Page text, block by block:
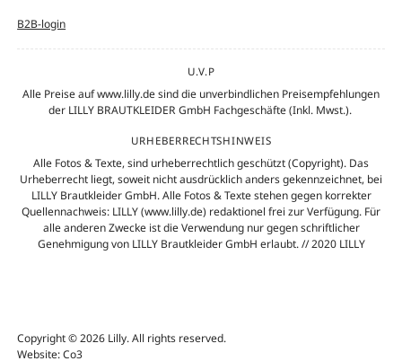
B2B-login
U.V.P
Alle Preise auf www.lilly.de sind die unverbindlichen Preisempfehlungen
der LILLY BRAUTKLEIDER GmbH Fachgeschäfte (Inkl. Mwst.).
URHEBERRECHTSHINWEIS
Alle Fotos & Texte, sind urheberrechtlich geschützt (Copyright). Das
Urheberrecht liegt, soweit nicht ausdrücklich anders gekennzeichnet, bei
LILLY Brautkleider GmbH. Alle Fotos & Texte stehen gegen korrekter
Quellennachweis: LILLY (www.lilly.de) redaktionel frei zur Verfügung. Für
alle anderen Zwecke ist die Verwendung nur gegen schriftlicher
Genehmigung von LILLY Brautkleider GmbH erlaubt. // 2020 LILLY
Copyright © 2026 Lilly. All rights reserved.
Website: Co3